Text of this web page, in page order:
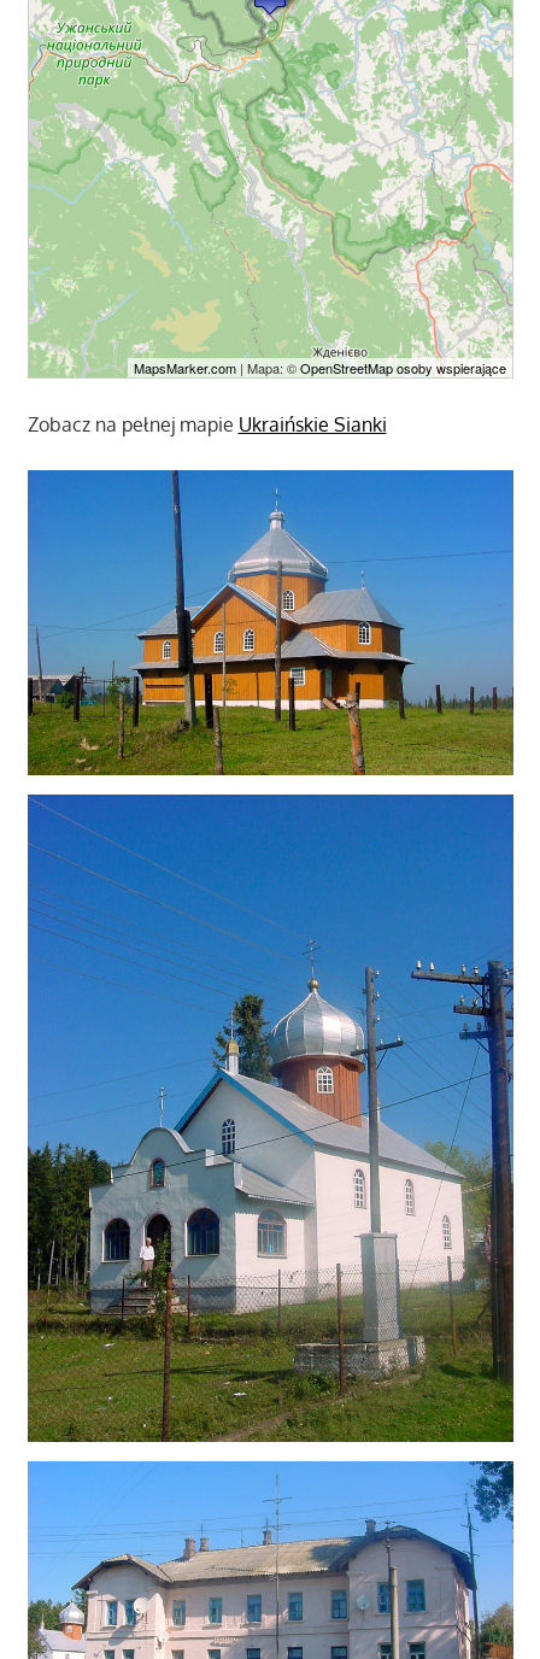
MapsMarker.com| Mapa: ©OpenStreetMap osoby wspierające
Zobacz na pełnej mapie Ukraińskie Sianki